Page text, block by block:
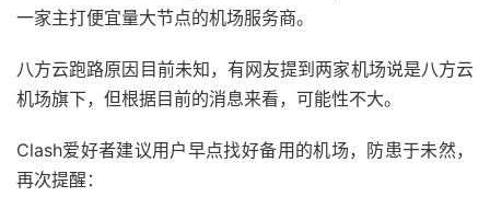
一家主打便宜量大节点的机场服务商。
八方云跑路原因目前未知，有网友提到两家机场说是八方云
机场旗下，但根据目前的消息来看，可能性不大。
Clash爱好者建议用户早点找好备用的机场，防患于未然，
再次提醒：